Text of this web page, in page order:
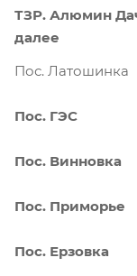
ТЗР. Алюмин
далее
Пос. Латошинка
Пос. ГЭС
Пос. Винновка
Пос. Приморье
Пос. Ерзовка